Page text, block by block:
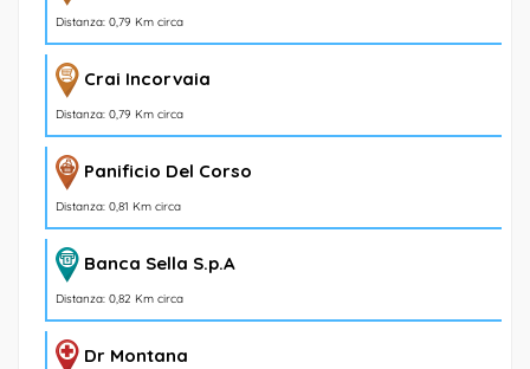
Distanza: 0,79 Km circa
Crai Incorvaia
Distanza: 0,79 Km circa
Panificio Del Corso
Distanza: 0,81 Km circa
Banca Sella S.p.A
Distanza: 0,82 Km circa
Dr Montana